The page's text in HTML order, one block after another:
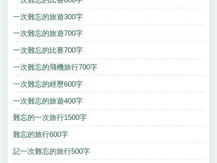
一次難忘的旅遊300字
一次難忘的旅遊700字
一次難忘的比賽700字
一次難忘的飛機旅行700字
一次難忘的經歷600字
一次難忘的旅遊400字
難忘的一次旅行1500字
難忘的旅行600字
記一次難忘的旅行500字